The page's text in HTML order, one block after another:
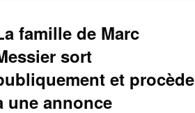
famille de Marc
sort
et procède
une annonce